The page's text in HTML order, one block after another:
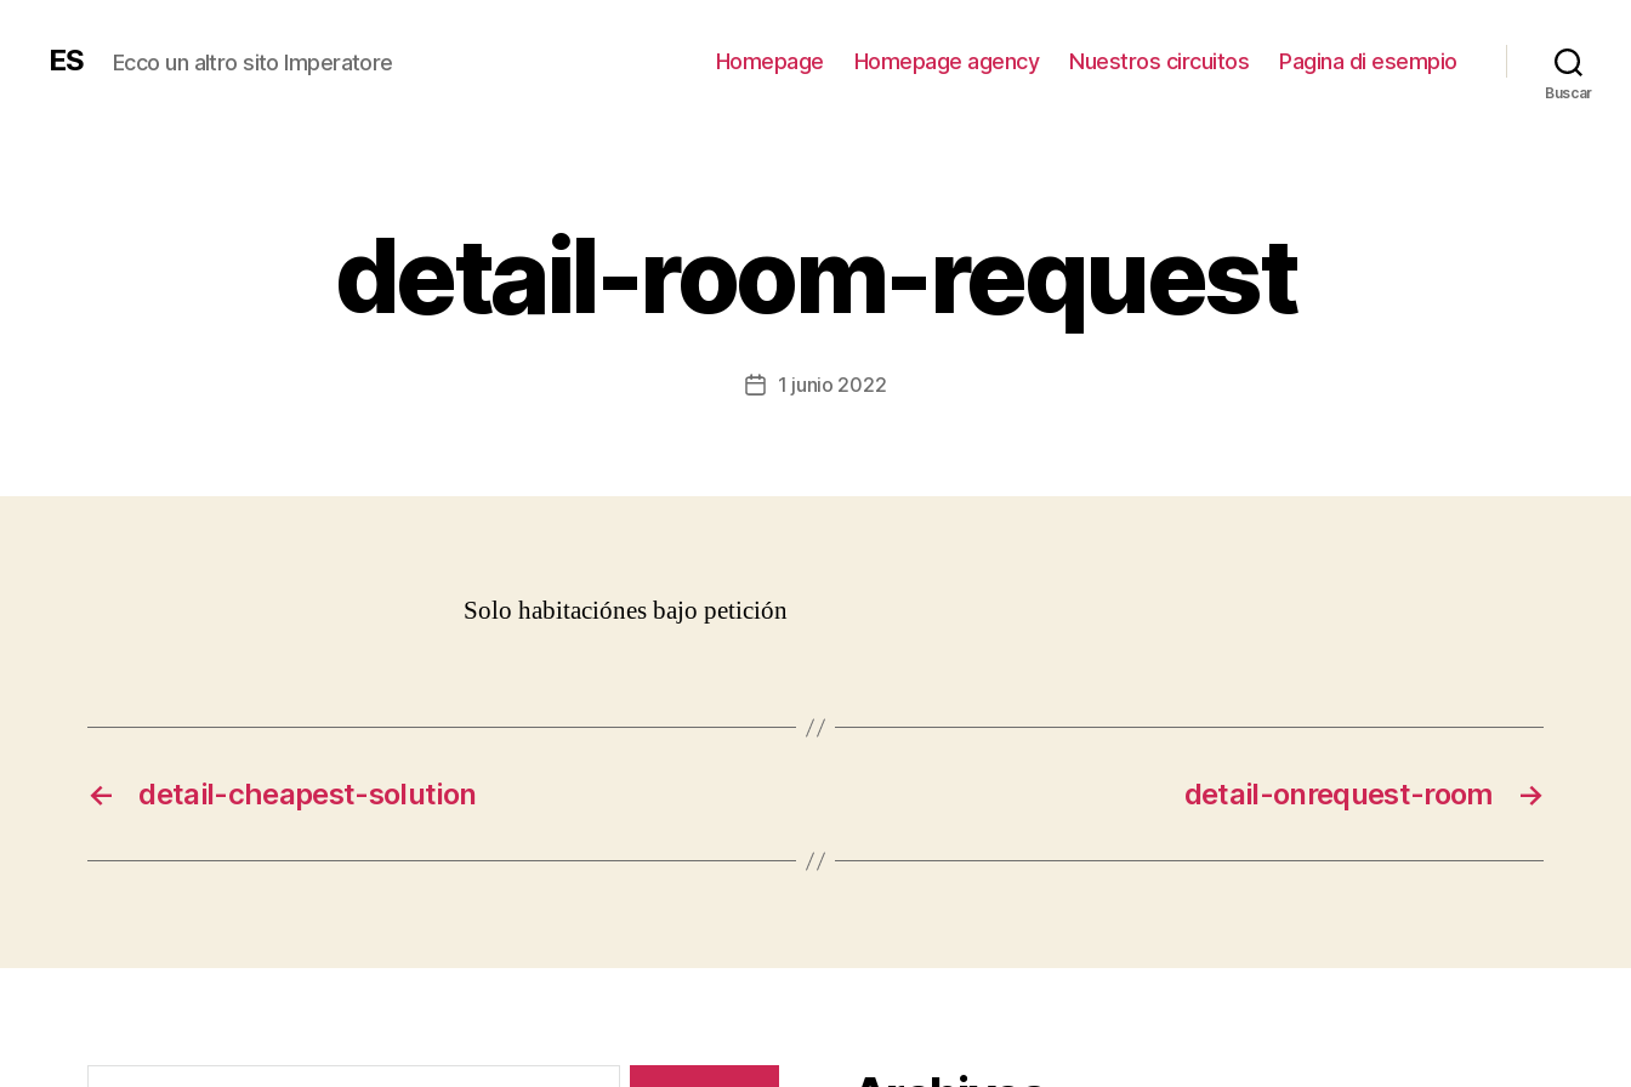
ES Ecco un altro sito Imperatore Homepage Homepage agency Nuestros circuitos Pagina di esempio
Buscar
detail-room-request
Fecha1 junio 2022
Solo habitaciónes bajo petición
← detail-cheapest-solution →
detail-onrequest-room